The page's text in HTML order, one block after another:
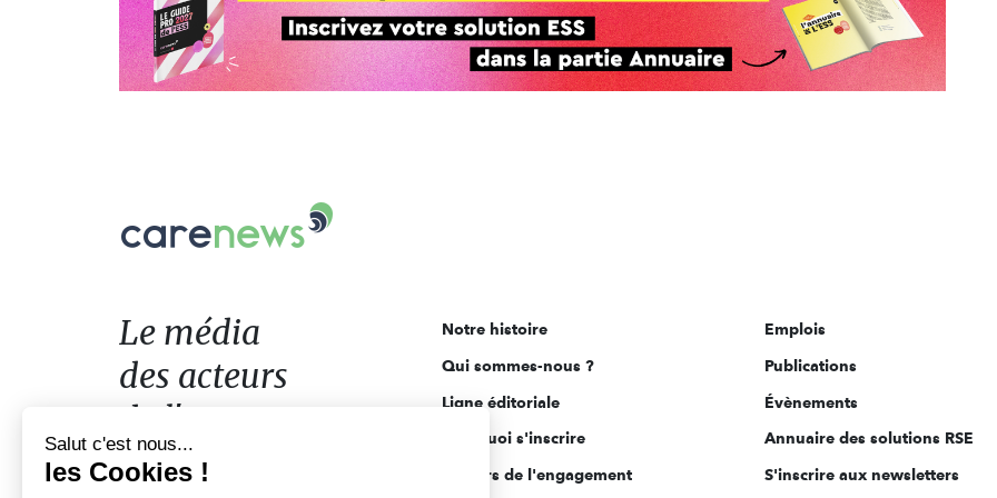
Le
acteurs
de
l'engagement
Le média
des acteurs
de l'engagement
Notre histoire
Qui sommes-nous ?
Ligne éditoriale
Pourquoi s'inscrire
Acteurs de l'engagement
Emplois
Publications
Évènements
Annuaire des solutions RSE
S'inscrire aux newsletters
les Cookies !